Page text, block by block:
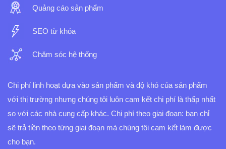
Quảng cáo sản phẩm
SEO từ khóa
Chăm sóc hệ thống
Chi phí linh hoạt dựa vào sản phẩm và độ khó của sản phẩm
với thị trường nhưng chúng tôi luôn cam kết chi phí là thấp nhất
so với các nhà cung cấp khác. Chi phí theo giai đoạn: bạn chỉ
sẽ trả tiền theo từng giai đoạn mà chúng tôi cam kết làm được
cho bạn.